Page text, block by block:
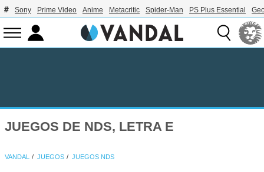
Sony Prime Video Anime Metacritic Spider-Man PS Plus Essential
JUEGOS DE NDS, LETRA E
VANDAL JUEGOS JUEGOS NDS